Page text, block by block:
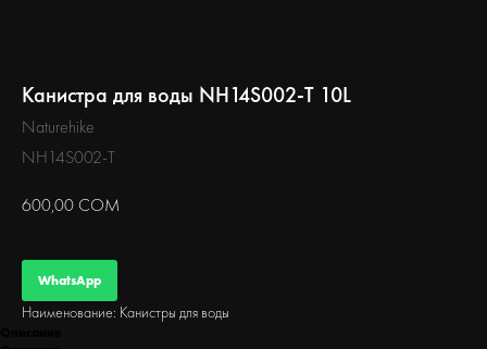
Канистра для воды NH14S002-T 10L
Naturehike
NH14S002-T
600,00 СОМ
WhatsApp
Наименование: Канистры для воды